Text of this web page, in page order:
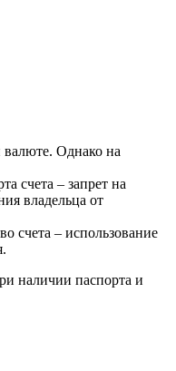
Однако на
счета – запрет на
владельца от
счета – использование
наличии паспорта и